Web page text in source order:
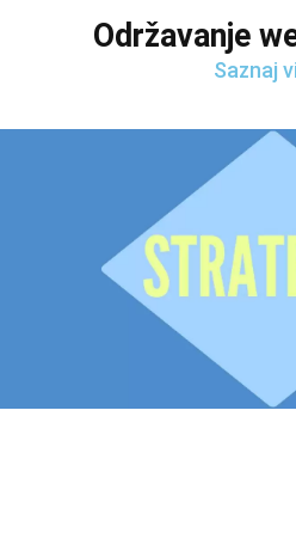
Održavanje
Saznaj